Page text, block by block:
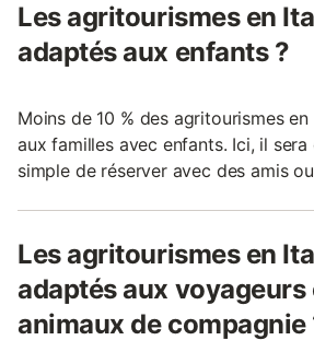
Les agritourismes en
adaptés aux enfants ?
Moins de 10 % des agritourismes
aux familles avec enfants. Ici, il
simple de réserver avec des amis
Les agritourismes en
adaptés aux voyageurs
animaux de compagnie